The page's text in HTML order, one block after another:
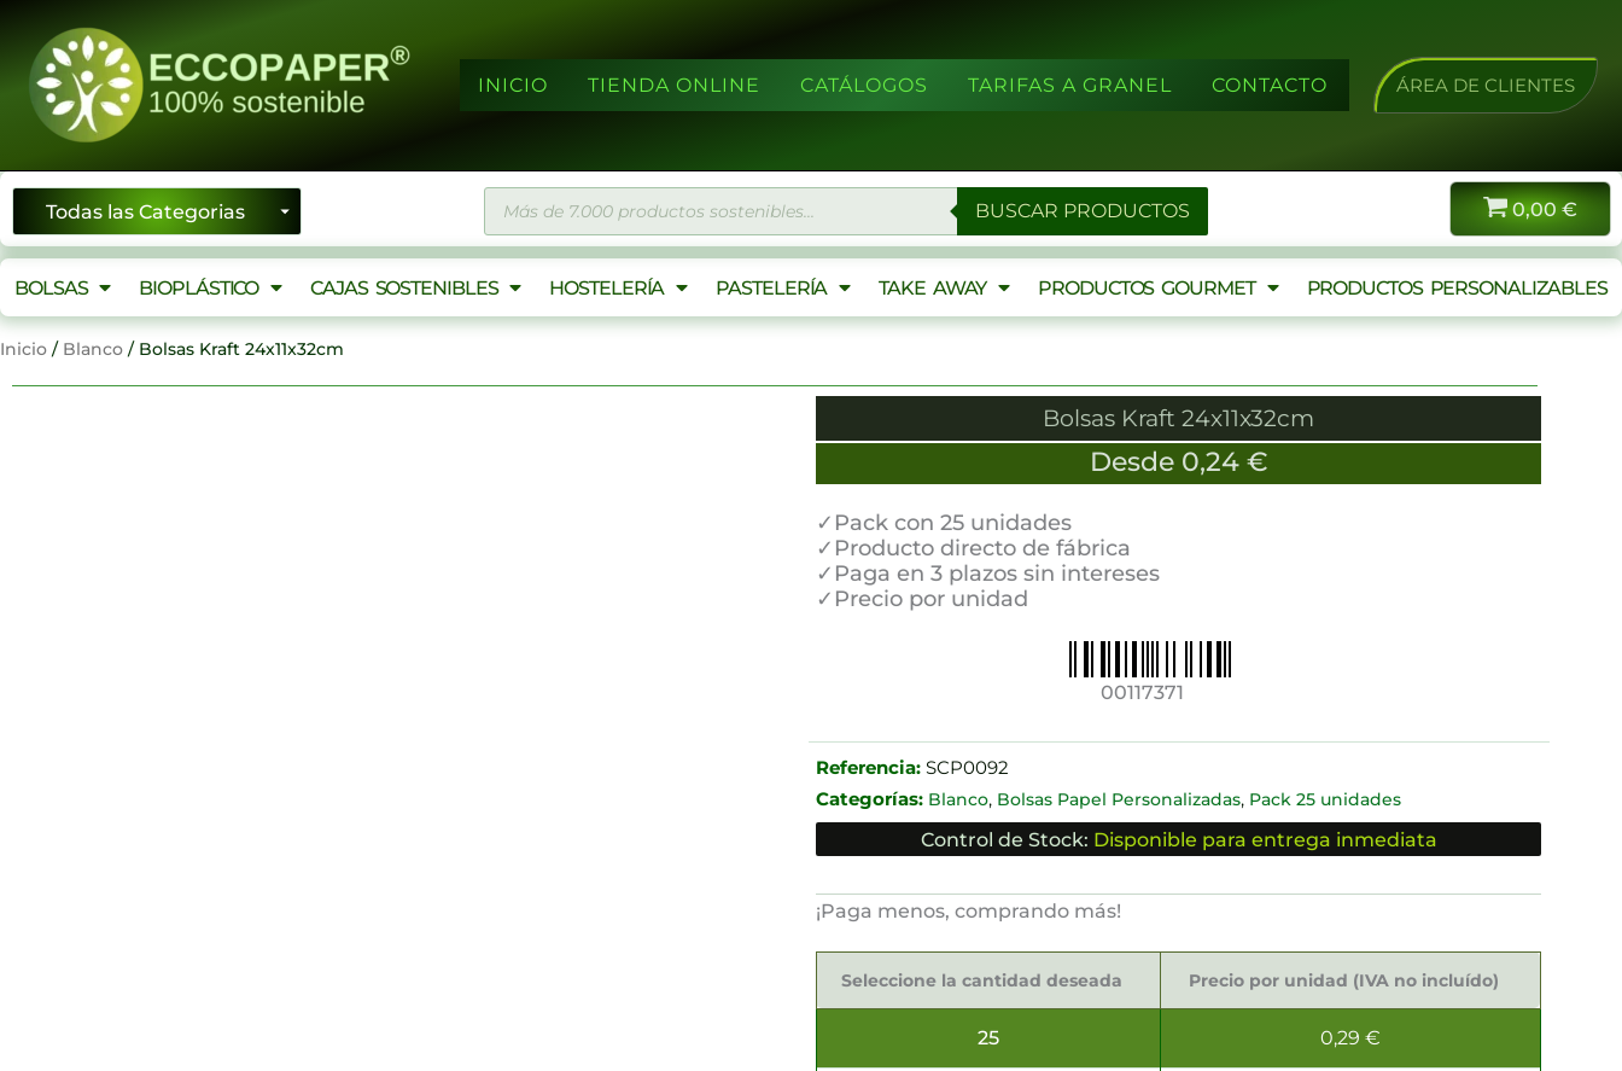
contenido
INICIO TIENDA ONLINE CATÁLOGOS TARIFAS A GRANEL CONTACTO ÁREA DE CLIENTES
de
productos
BUSCAR PRODUCTOS 0,00 €
BOLSAS BIOPLÁSTICO CAJAS SOSTENIBLES HOSTELERÍA PASTELERÍA TAKE AWAY PRODUCTOS GOURMET PRODUCTOS PERSONALIZABLES
Inicio / Blanco / Bolsas Kraft 24x11x32cm
Bolsas Kraft 24x11x32cm
Desde 0,24 €
✓Pack con 25 unidades
✓Producto directo de fábrica
✓Paga en 3 plazos sin intereses
✓Precio por unidad
00117371
Referencia: SCP0092
Categorías: Blanco, Bolsas Papel Personalizadas, Pack 25 unidades
Control de Stock: Disponible para entrega inmediata
¡Paga menos, comprando más!
Seleccione la cantidad deseada Precio por unidad (IVA no incluído)
25 0,29 €
24x11x32cm
cantidad